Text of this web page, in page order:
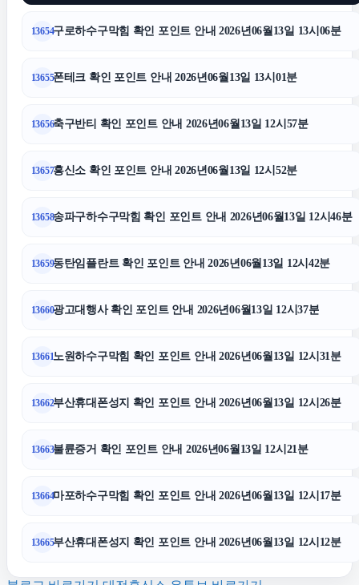
서대문구하수구막힘
동탄피부과
13654구로하수구막힘 확인 포인트 안내 2026년06월13일 13시06분
13655폰테크 확인 포인트 안내 2026년06월13일 13시01분
13656축구반티 확인 포인트 안내 2026년06월13일 12시57분
13657흥신소 확인 포인트 안내 2026년06월13일 12시52분
13658송파구하수구막힘 확인 포인트 안내 2026년06월13일 12시46분
13659동탄임플란트 확인 포인트 안내 2026년06월13일 12시42분
13660광고대행사 확인 포인트 안내 2026년06월13일 12시37분
13661노원하수구막힘 확인 포인트 안내 2026년06월13일 12시31분
13662부산휴대폰성지 확인 포인트 안내 2026년06월13일 12시26분
13663불륜증거 확인 포인트 안내 2026년06월13일 12시21분
13664마포하수구막힘 확인 포인트 안내 2026년06월13일 12시17분
13665부산휴대폰성지 확인 포인트 안내 2026년06월13일 12시12분